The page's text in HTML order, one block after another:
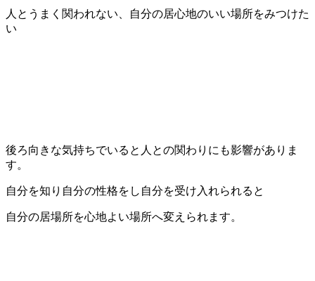
人とうまく関われない、自分の居心地のいい場所をみつけた
い
後ろ向きな気持ちでいると人との関わりにも影響がありま
す。
自分を知り自分の性格をし自分を受け入れられると
自分の居場所を心地よい場所へ変えられます。